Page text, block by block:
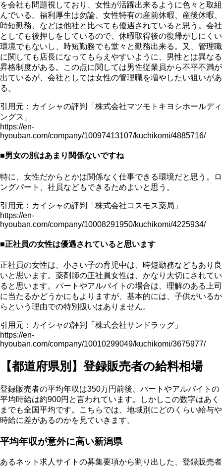
を会社も問題視しており、女性が活躍出来るように色々と取組
んでいる。福利厚生は勿論、女性特有の産前休暇、産後休暇、
時短勤務、などは他社と比べても優遇されていると思う。会社
としても後押しをしているので、休暇取得後の復帰がしにくい
環境でもないし、時短勤務でも堂々と勤務出来る。又、管理職
に関しても店長になってもらえやすいように、男性とは異なる
昇格制度がある。この点に関しては男性従業員から不平不満が
出ているが、会社としては女性の管理職を増やしたい狙いがあ
る。
引用元：カイシャの評判「株式会社マツモトキヨシホールディ
ングス」
https://en-
hyouban.com/company/10097413107/kuchikomi/4885716/
■男女の別はあまり関係ないですね
特に、女性だからとかは関係なく仕事できる環境だと思う。ロ
ングパート、社員などもできるためよいと思う。
引用元：カイシャの評判「株式会社コスモス薬局」
https://en-
hyouban.com/company/10008291950/kuchikomi/4225934/
■正社員の女性は優遇されていると思います
正社員の女性は、小さい子の育児中は、時短勤務などもあり良
いと思います。薬剤師の正社員女性は、かなり大切にされてい
ると思います。パートやアルバイトの場合は、理解のある上司
に当たるかどうかにもよりますが、基本的には、子供がいるか
らという理由での特別扱いはありません。
引用元：カイシャの評判「株式会社サンドラッグ」
https://en-
hyouban.com/company/10010299049/kuchikomi/3675977/
【都道府県別】登録販売者の給料相場
登録販売者の平均年収は350万円前後、パートやアルバイトの
平均時給は約900円と言われています。しかしこの数字はあく
までも全国平均です。こちらでは、地域別にどのくらい給与や
時給に差があるのかを見ていきます。
平均年収が意外に高い新潟県
あるネット求人サイトの募集要項から割り出した、登録販売者